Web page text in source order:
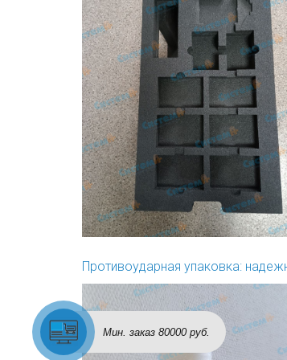
Противоударная упаковка:
Мин. заказ 80000 руб.